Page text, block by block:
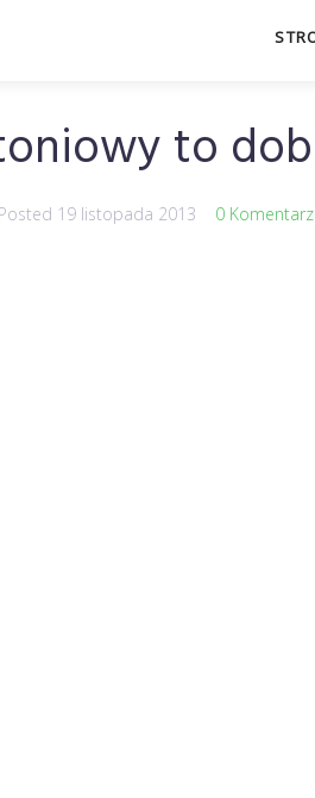
to
Posted 19 listopada 2013 0